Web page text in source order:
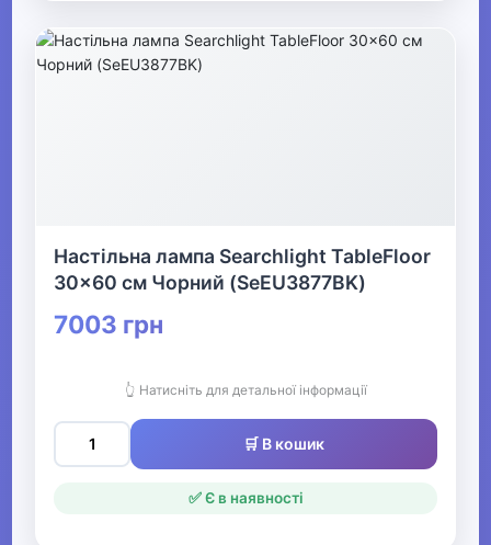
Настільна лампа Searchlight TableFloor
30x60 см Чорний (SeEU3877BK)
7003 грн
👆 Натисніть для детальної інформації
🛒 В кошик
✅ Є в наявності